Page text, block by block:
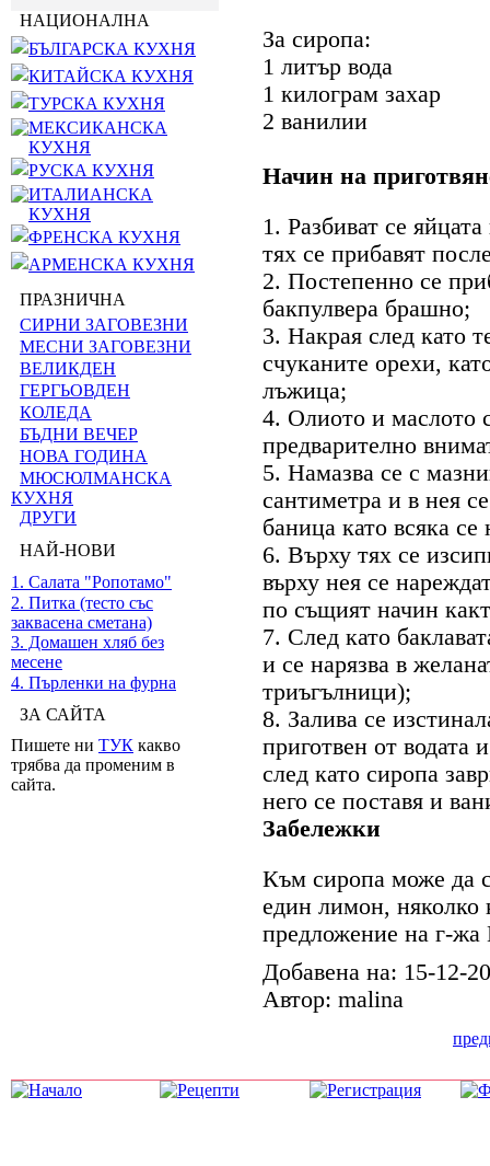
НАЦИОНАЛНА
БЪЛГАРСКА КУХНЯ
КИТАЙСКА КУХНЯ
ТУРСКА КУХНЯ
МЕКСИКАНСКА
КУХНЯ
РУСКА КУХНЯ
ИТАЛИАНСКА
КУХНЯ
ФРЕНСКА КУХНЯ
АРМЕНСКА КУХНЯ
ПРАЗНИЧНА
СИРНИ ЗАГОВЕЗНИ
МЕСНИ ЗАГОВЕЗНИ
ВЕЛИКДЕН
ГЕРГЬОВДЕН
КОЛЕДА
БЪДНИ ВЕЧЕР
НОВА ГОДИНА
МЮСЮЛМАНСКА
КУХНЯ
ДРУГИ
НАЙ-НОВИ
1. Салата "Ропотамо"
2. Питка (тесто със
заквасена сметана)
3. Домашен хляб без
месене
4. Пърленки на фурна
ЗА САЙТА
Пишете ни ТУК какво
трябва да променим в
сайта.
За сиропа:
1 литър вода
1 килограм захар
2 ванилии
Начин на
1. Разбиват се
тях се прибавят
2. Постепенно се
бакпулвера брашно;
3. Накрая след като
счуканите орехи,
лъжица;
4. Олиото и маслото
предварително
5. Намазва се с
сантиметра и в нея
баница като всяка
6. Върху тях се
върху нея се
по същият начин
7. След като
и се нарязва в
триъгълници);
8. Залива се
приготвен от водата
след като сиропа
него се поставя и
Забележки
Към сиропа може да
един лимон,
предложение на г-
Добавена на: 15-12-
Автор: malina